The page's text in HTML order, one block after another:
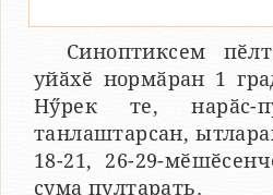
Синоптиксем
уйӑхӗ нормӑран 1
Нӳрек те, нарӑс-
танлаштарсан,
18-21, 26-29-
ҫума пултарать.